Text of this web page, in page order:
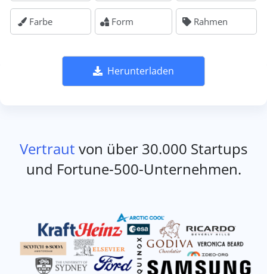
Farbe Form Rahmen
Herunterladen
Vertraut von über 30.000 Startups
und Fortune-500-Unternehmen.